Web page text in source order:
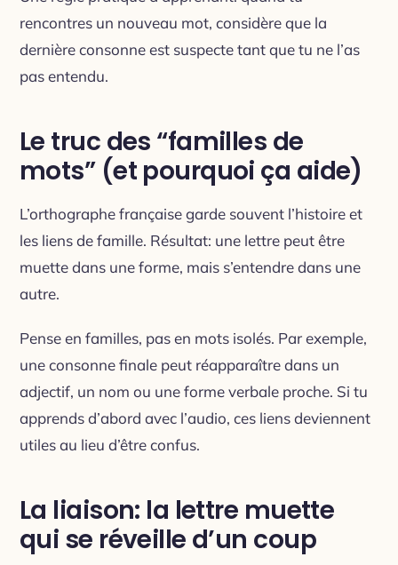
rencontres un nouveau mot, considère que la
dernière consonne est suspecte tant que tu ne l’as
pas entendu.
Le truc des “familles de
mots” (et pourquoi ça aide)
L’orthographe française garde souvent l’histoire et
les liens de famille. Résultat: une lettre peut être
muette dans une forme, mais s’entendre dans une
autre.
Pense en familles, pas en mots isolés. Par exemple,
une consonne finale peut réapparaître dans un
adjectif, un nom ou une forme verbale proche. Si tu
apprends d’abord avec l’audio, ces liens deviennent
utiles au lieu d’être confus.
La liaison: la lettre muette
qui se réveille d’un coup